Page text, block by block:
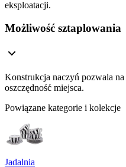
eksploatacji.
Możliwość sztaplowania
Konstrukcja naczyń pozwala
oszczędność miejsca.
Powiązane kategorie i kolekcje
Jadalnia